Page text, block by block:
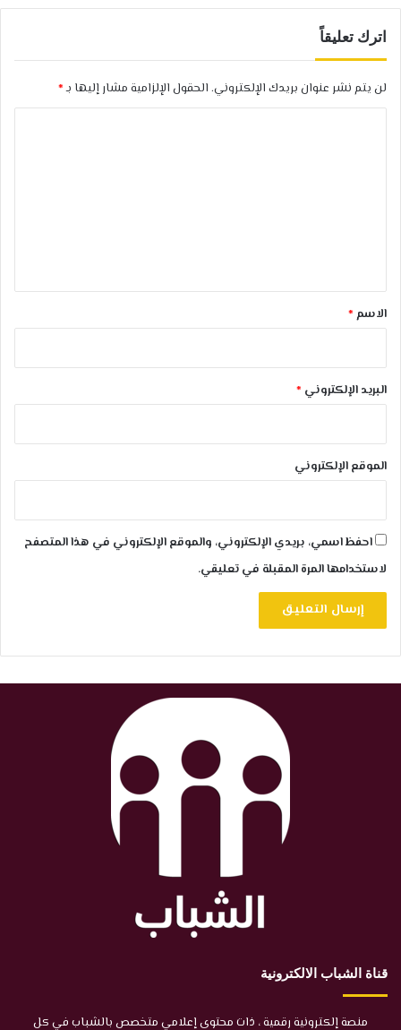
اترك تعليقاً
لن يتم نشر عنوان بريدك الإلكتروني. الحقول الإلزامية مشار إليها بـ*
*
الاسم *
البريد الإلكتروني *
الموقع الإلكتروني
احفظ اسمي، بريدي الإلكتروني، والموقع الإلكتروني في هذا المتصفح
لاستخدامها المرة المقبلة في تعليقي.
قناة الشباب الالكترونية
منصة إلكترونية رقمية ، ذات محتوى إعلامي متخصص بالشباب في كل